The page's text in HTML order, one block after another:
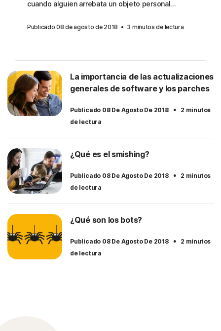
cuando alguien arrebata un objeto personal...
Publicado 08 de agosto de 2018 3 minutos de lectura
La importancia de las actualizaciones
generales de software y los parches
Publicado 08 De Agosto De 2018 ·
2 minutos
de lectura
¿Qué es el smishing?
Publicado 08 De Agosto De 2018 ·
2 minutos
de lectura
¿Qué son los bots?
Publicado 08 De Agosto De 2018 ·
2 minutos
de lectura